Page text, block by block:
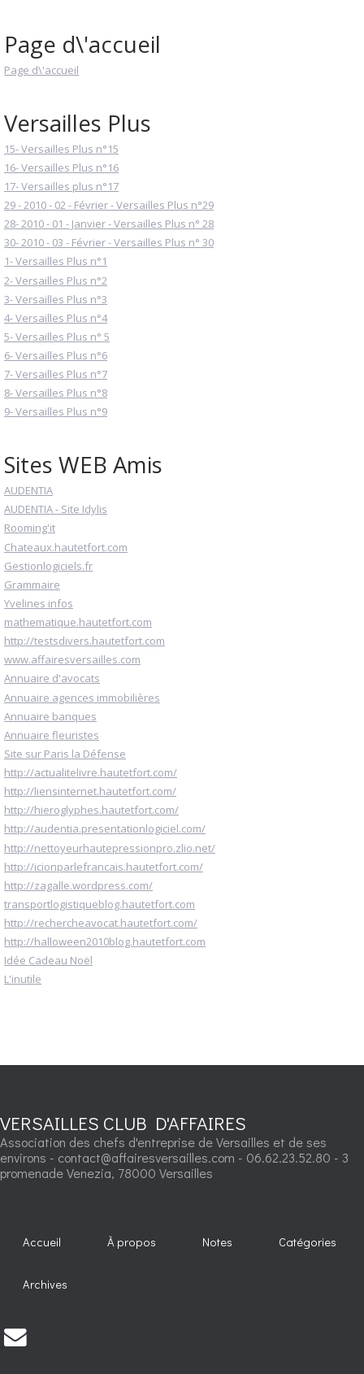
Page d\'accueil
Page d\'accueil
Versailles Plus
15- Versailles Plus n°15
16- Versailles Plus n°16
17- Versailles plus n°17
29 - 2010 - 02 - Février - Versailles Plus n°29
28- 2010 - 01 - Janvier - Versailles Plus n° 28
30- 2010 - 03 - Février - Versailles Plus n° 30
1- Versailles Plus n°1
2- Versailles Plus n°2
3- Versailles Plus n°3
4- Versailles Plus n°4
5- Versailles Plus n° 5
6- Versailles Plus n°6
7- Versailles Plus n°7
8- Versailles Plus n°8
9- Versailles Plus n°9
Sites WEB Amis
AUDENTIA
AUDENTIA - Site Idylis
Rooming'it
Chateaux.hautetfort.com
Gestionlogiciels.fr
Grammaire
Yvelines infos
mathematique.hautetfort.com
http://testsdivers.hautetfort.com
www.affairesversailles.com
Annuaire d'avocats
Annuaire agences immobilières
Annuaire banques
Annuaire fleuristes
Site sur Paris la Défense
http://actualitelivre.hautetfort.com/
http://liensinternet.hautetfort.com/
http://hieroglyphes.hautetfort.com/
http://audentia.presentationlogiciel.com/
http://nettoyeurhautepressionpro.zlio.net/
http://icionparlefrancais.hautetfort.com/
http://zagalle.wordpress.com/
transportlogistiqueblog.hautetfort.com
http://rechercheavocat.hautetfort.com/
http://halloween2010blog.hautetfort.com
Idée Cadeau Noël
L'inutile
VERSAILLES CLUB D'AFFAIRES
Association des chefs d'entreprise de Versailles et de ses
environs - contact@affairesversailles.com - 06.62.23.52.80 - 3
promenade Venezia, 78000 Versailles
Accueil À propos Notes Catégories
Archives